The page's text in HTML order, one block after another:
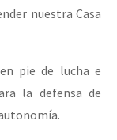
nuestra Casa
pie de lucha e
la defensa de